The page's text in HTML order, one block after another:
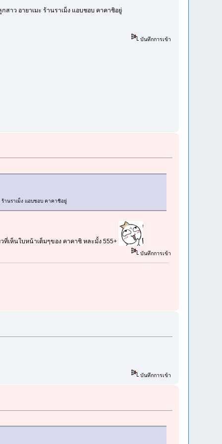
สาว อายาเมะ ร้านราเม็ง แอบชอบ คาคาชิอยู่
บันทึกการเข้า
านราเม็ง แอบชอบ คาคาชิอยู่
เห็นใบหน้าเต็มๆของ คาคาชิ หละมั้ง 555+
บันทึกการเข้า
บันทึกการเข้า